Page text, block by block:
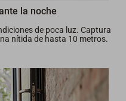
la noche
de poca luz. Captura
nítida de hasta 10 metros.